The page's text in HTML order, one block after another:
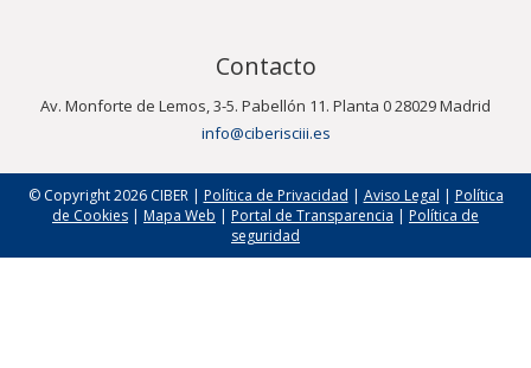
Contacto
Av. Monforte de Lemos, 3-5. Pabellón 11. Planta 0 28029 Madrid
info@ciberisciii.es
© Copyright 2026 CIBER | Política de Privacidad | Aviso Legal | Política
de Cookies | Mapa Web | Portal de Transparencia | Política de
seguridad